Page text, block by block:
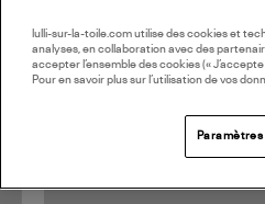
lulli-sur-la-toile.com utilise des cookies et
analyses, en collaboration avec des
accepter l’ensemble des cookies («
Pour en savoir plus sur l’utilisation de vos